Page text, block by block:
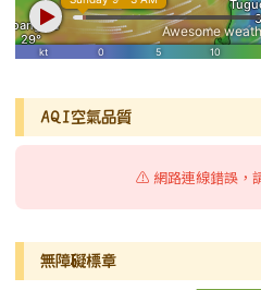
AQI空氣品質
⚠️ 網路連線錯誤，
無障礙標章